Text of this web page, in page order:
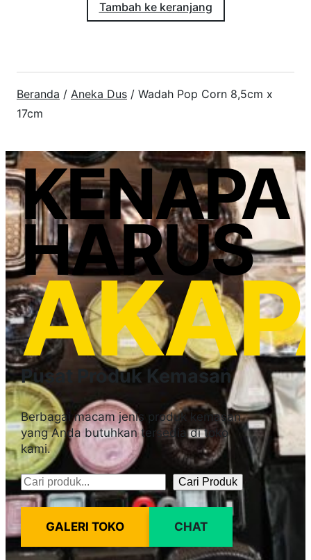
Tambah ke keranjang
Beranda / Aneka Dus / Wadah Pop Corn 8,5cm x
17cm
KENAPA
HARUS
Pusat Produk Kemasan
Berbagai macam jenis produk kemasan
yang Anda butuhkan tersedia di toko
kami.
Pencarian Cari Produk
GALERI TOKO CHAT